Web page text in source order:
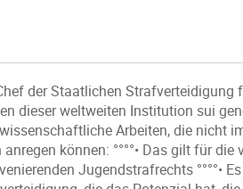
der Staatlichen
dieser weltweiten Institution sui
Arbeiten, die nicht
können: °°°°• Das gilt für
Jugendstrafrechts °°°°•